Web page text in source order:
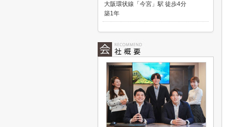
大阪環状線「今宮」駅 徒歩4分
築1年